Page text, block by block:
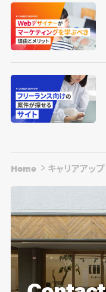
Home キャリアアップ